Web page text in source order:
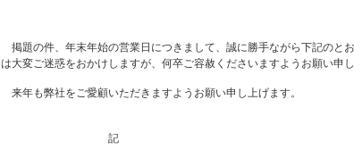
掲題の件、年末年始の営業日につきまして、誠に勝手ながら下記のと
は大変ご迷惑をおかけしますが、何卒ご容赦くださいますようお願い申し
来年も弊社をご愛顧いただきますようお願い申し上げます。
記